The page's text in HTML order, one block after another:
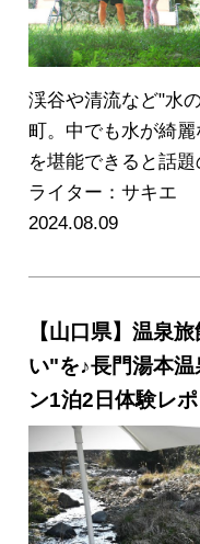
渓谷や清流など"水
町。中でも水が綺
を堪能できると話
した。 お料理の他
囲まれたプライベ
が今話題の「テン
半だから日帰りも
すすめな、ホットで
ートします！ ※こち
ため、2024年11月
30％OFFの価格で
2024年7月に取材し
ライター：サキエ
2024.08.09
【山口県】温泉
い"を♪長門湯本
ン1泊2日体験レポ